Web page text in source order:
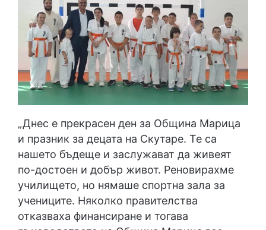
„Днес е прекрасен ден за Община Марица
и празник за децата на Скутаре. Те са
нашето бъдеще и заслужават да живеят
по-достоен и добър живот. Реновирахме
училището, но нямаше спортна зала за
учениците. Няколко правителства
отказваха финансиране и тогава